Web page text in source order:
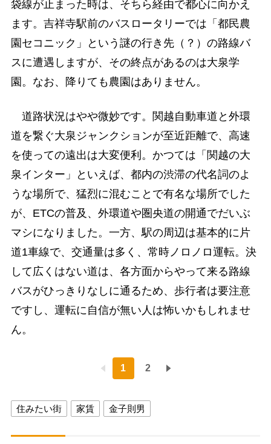
袋線が止まった時は、そちら経由で都心に向かえ
ます。吉祥寺駅前のバスロータリーでは「都民農
園セコニック」という謎の行き先（？）の路線バ
スに遭遇しますが、その終点があるのは大泉学
園。なお、降りても農園はありません。
道路状況はやや微妙です。関越自動車道と外環
道を繋ぐ大泉ジャンクションが至近距離で、高速
を使っての遠出は大変便利。かつては「関越の大
泉インター」といえば、都内の渋滞の代名詞のよ
うな場所で、猛烈に混むことで有名な場所でした
が、ETCの普及、外環道や圏央道の開通でだいぶ
マシになりました。一方、駅の周辺は基本的に片
道1車線で、交通量は多く、常時ノロノロ運転。決
して広くはない道は、各方面からやって来る路線
バスがひっきりなしに通るため、歩行者は要注意
ですし、運転に自信が無い人は怖いかもしれませ
ん。
1 2
住みたい街 家賃 金子則男